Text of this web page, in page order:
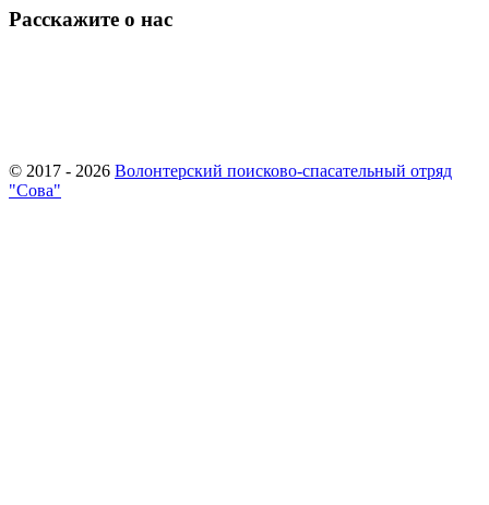
Расскажите о нас
© 2017 - 2026 Волонтерский поисково-спасательный отряд
"Сова"